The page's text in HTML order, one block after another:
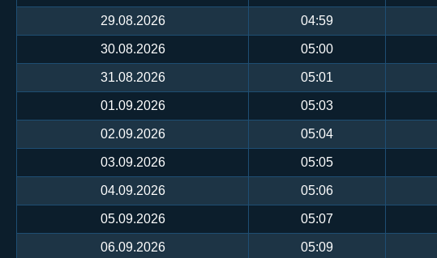
29.08.2026 04:59
30.08.2026 05:00
31.08.2026 05:01
01.09.2026 05:03
02.09.2026 05:04
03.09.2026 05:05
04.09.2026 05:06
05.09.2026 05:07
06.09.2026 05:09